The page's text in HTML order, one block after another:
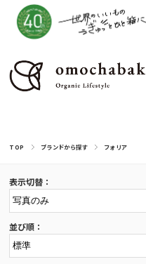
TOP ブランドから探す フォリア
表示切替：
並び順：